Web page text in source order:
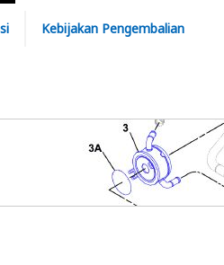
Kebijakan Pengembalian